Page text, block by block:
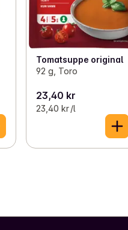
Tomatsuppe original
92 g, Toro
23,40 kr
23,40 kr /l